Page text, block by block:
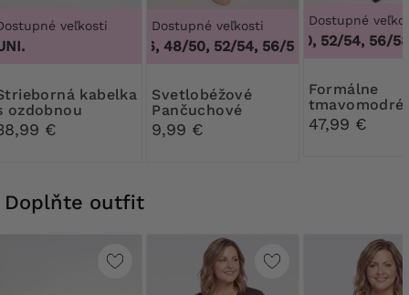
veľkosti
ozdobnou
€
Dostupné veľkosti
44/46, 48/50, 52/54, 56/58, 60/62,44/46,
Svetlobéžové
Pančuchové
nohavice Ribessa
30 DEN
9,99 €
Dostupné
48/50, 52/54, 56/
Formálne
tmavomodré
s brošou
47,99 €
Doplňte outfit